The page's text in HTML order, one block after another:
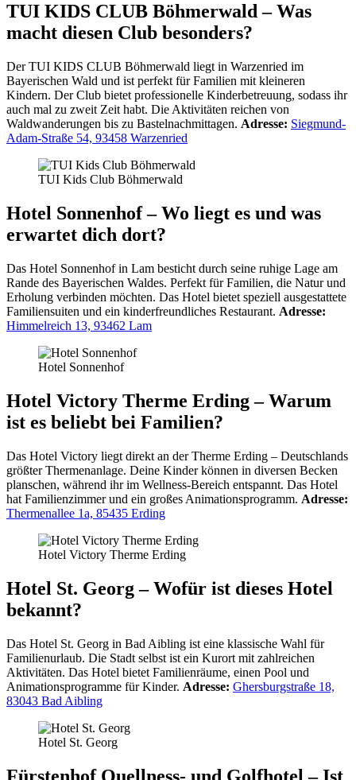
TUI KIDS CLUB Böhmerwald – Was
macht diesen Club besonders?
Der TUI KIDS CLUB Böhmerwald liegt in Warzenried im
Bayerischen Wald und ist perfekt für Familien mit kleineren
Kindern. Der Club bietet professionelle Kinderbetreuung, sodass ihr
auch mal zu zweit Zeit habt. Die Aktivitäten reichen von
Waldwanderungen bis zu Bastelnachmittagen. Adresse: Siegmund-
Adam-Straße 54, 93458 Warzenried
TUI Kids Club Böhmerwald
Hotel Sonnenhof – Wo liegt es und was
erwartet dich dort?
Das Hotel Sonnenhof in Lam besticht durch seine ruhige Lage am
Rande des Bayerischen Waldes. Perfekt für Familien, die Natur und
Erholung verbinden möchten. Das Hotel bietet speziell ausgestattete
Familiensuiten und ein kinderfreundliches Restaurant. Adresse:
Himmelreich 13, 93462 Lam
Hotel Sonnenhof
Hotel Victory Therme Erding – Warum
ist es beliebt bei Familien?
Das Hotel Victory liegt direkt an der Therme Erding – Deutschlands
größter Thermenanlage. Deine Kinder können in diversen Becken
planschen, während ihr im Wellness-Bereich entspannt. Das Hotel
hat Familienzimmer und ein großes Animationsprogramm. Adresse:
Thermenallee 1a, 85435 Erding
Hotel Victory Therme Erding
Hotel St. Georg – Wofür ist dieses Hotel
bekannt?
Das Hotel St. Georg in Bad Aibling ist eine klassische Wahl für
Familienurlaub. Die Stadt selbst ist ein Kurort mit zahlreichen
Aktivitäten. Das Hotel bietet Familienräume, einen Pool und
Animationsprogramme für Kinder. Adresse: Ghersburgstraße 18,
83043 Bad Aibling
Hotel St. Georg
Fürstenhof Quellness- und Golfhotel – Ist